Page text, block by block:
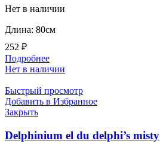
Нет в наличии
Длина: 80см
252 ₽
Подробнее
Нет в наличии
Быстрый просмотр
Добавить в Избранное
Закрыть
Delphinium el du delphi’s misty